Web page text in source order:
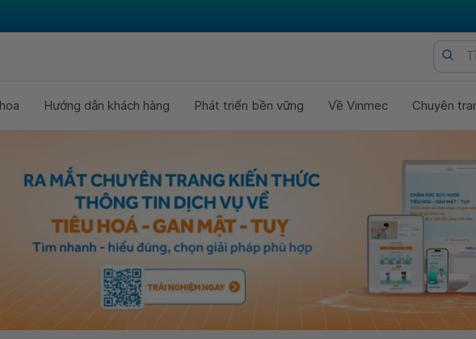
Hướng dẫn khách hàng Phát triển bền vững Về Vinmec Chuyên